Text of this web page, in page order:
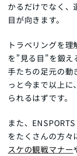
かるだけでなく、
目が向きます。
トラベリングを
を”見る目”を鍛
手たちの足元の動
っと今まで以上に
られるはずです。
また、
をたくさんの方々
スケの観戦マナー